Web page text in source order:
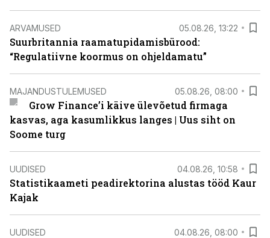
ARVAMUSED 05.08.26, 13:22
Suurbritannia raamatupidamisbürood:
“Regulatiivne koormus on ohjeldamatu”
MAJANDUSTULEMUSED 05.08.26, 08:00
Grow Finance’i käive ülevõetud firmaga
kasvas, aga kasumlikkus langes | Uus siht on
Soome turg
UUDISED 04.08.26, 10:58
Statistikaameti peadirektorina alustas tööd Kaur
Kajak
UUDISED 04.08.26, 08:00